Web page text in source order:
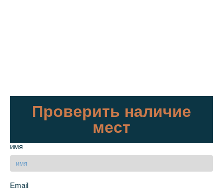
Проверить наличие
мест
имя
Email